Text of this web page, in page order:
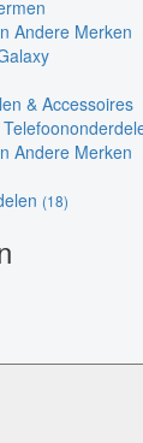
Andere Merken
& Accessoires
Andere Merken
(18)